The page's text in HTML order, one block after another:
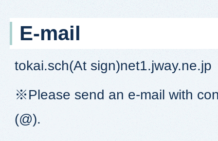
E-mail
tokai.sch(At sign)net1.jway.ne.jp
※Please send an e-mail with
(@).